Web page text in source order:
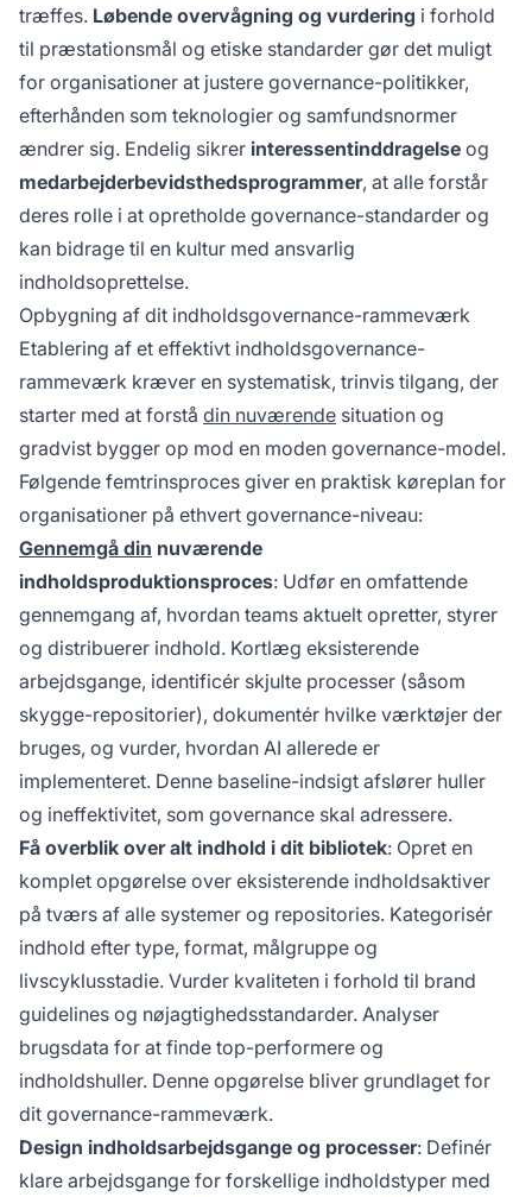
træffes. Løbende overvågning og vurdering i forhold
til præstationsmål og etiske standarder gør det muligt
for organisationer at justere governance-politikker,
efterhånden som teknologier og samfundsnormer
ændrer sig. Endelig sikrer interessentinddragelse og
medarbejderbevidsthedsprogrammer, at alle forstår
deres rolle i at opretholde governance-standarder og
kan bidrage til en kultur med ansvarlig
indholdsoprettelse.
Opbygning af dit indholdsgovernance-rammeværk
Etablering af et effektivt indholdsgovernance-
rammeværk kræver en systematisk, trinvis tilgang, der
starter med at forstå din nuværende situation og
gradvist bygger op mod en moden governance-model.
Følgende femtrinsproces giver en praktisk køreplan for
organisationer på ethvert governance-niveau:
Gennemgå din nuværende
indholdsproduktionsproces: Udfør en omfattende
gennemgang af, hvordan teams aktuelt opretter, styrer
og distribuerer indhold. Kortlæg eksisterende
arbejdsgange, identificér skjulte processer (såsom
skygge-repositorier), dokumentér hvilke værktøjer der
bruges, og vurder, hvordan AI allerede er
implementeret. Denne baseline-indsigt afslører huller
og ineffektivitet, som governance skal adressere.
Få overblik over alt indhold i dit bibliotek: Opret en
komplet opgørelse over eksisterende indholdsaktiver
på tværs af alle systemer og repositories. Kategorisér
indhold efter type, format, målgruppe og
livscyklusstadie. Vurder kvaliteten i forhold til brand
guidelines og nøjagtighedsstandarder. Analyser
brugsdata for at finde top-performere og
indholdshuller. Denne opgørelse bliver grundlaget for
dit governance-rammeværk.
Design indholdsarbejdsgange og processer: Definér
klare arbejdsgange for forskellige indholdstyper med